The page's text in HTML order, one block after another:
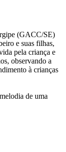
(GACC/SE)
e suas filhas,
pela criança e
observando a
à crianças
de uma